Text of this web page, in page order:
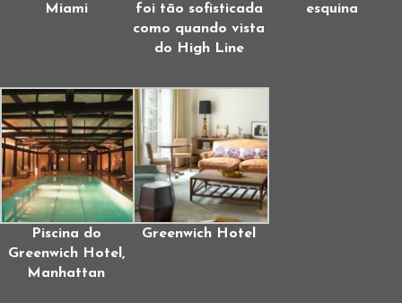
Miami
foi tão sofisticada
como quando vista
do High Line
esquina
Piscina do
Greenwich Hotel,
Manhattan
Greenwich Hotel